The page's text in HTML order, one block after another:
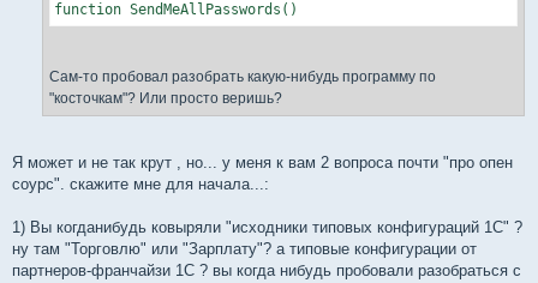
function SendMeAllPasswords()
Сам-то пробовал разобрать какую-нибудь программу по
"косточкам"? Или просто веришь?
Я может и не так крут , но... у меня к вам 2 вопроса почти "про опен
соурс". скажите мне для начала...:
1) Вы когданибудь ковыряли "исходники типовых конфигураций 1С" ?
ну там "Торговлю" или "Зарплату"? а типовые конфигурации от
партнеров-франчайзи 1С ? вы когда нибудь пробовали разобраться с